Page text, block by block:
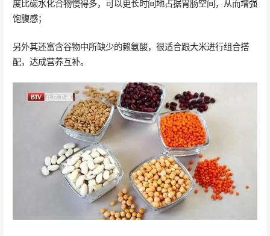
度比碳水化合物慢得多，可以更长时间地占据胃肠空间，从而增强
饱腹感；
另外其还富含谷物中所缺少的赖氨酸，很适合跟大米进行组合搭
配，达成营养互补。